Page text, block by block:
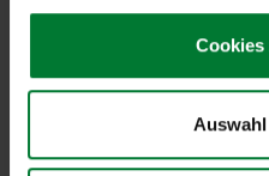
Cookies
"Werden die Auswerteeinheiten
muss das druckgesicherte
Temperaturwechsel und
Meer, Produktmanager